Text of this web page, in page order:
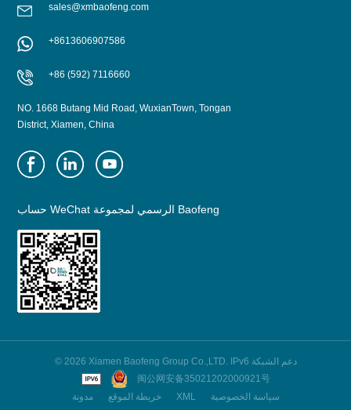
sales@xmbaofeng.com
+8613606907586
+86 (592) 7116660
NO. 1668 Butang Mid Road, WuxianTown, Tongan
District, Xiamen, China
حساب WeChat الرسمي لمجموعة Baofeng
© 2026 Xiamen Baofeng Group Co.,LTD. IPv6 دعم الشبكة
闽公网安备35021202000921号
مدونة
خريطة الموقع XML سياسة الخصوصية